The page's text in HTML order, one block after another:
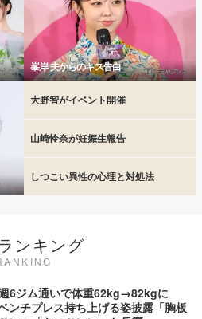
峯岸 夫からのキス告白
大野智がイベント開催
山崎怜奈が妊娠生報告
しつこい異性の心理と対処法
ンキング
6ジム通いで体重62kg→82kgに
ンチプレス持ち上げる姿披露「胸板